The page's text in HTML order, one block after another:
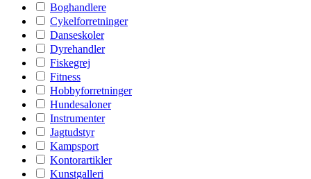
Boghandlere
Cykelforretninger
Danseskoler
Dyrehandler
Fiskegrej
Fitness
Hobbyforretninger
Hundesaloner
Instrumenter
Jagtudstyr
Kampsport
Kontorartikler
Kunstgalleri